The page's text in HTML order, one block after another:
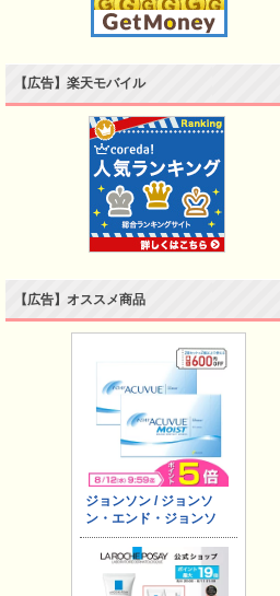
【広告】楽天モバイル
【広告】オススメ商品